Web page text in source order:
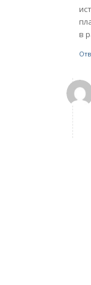
в